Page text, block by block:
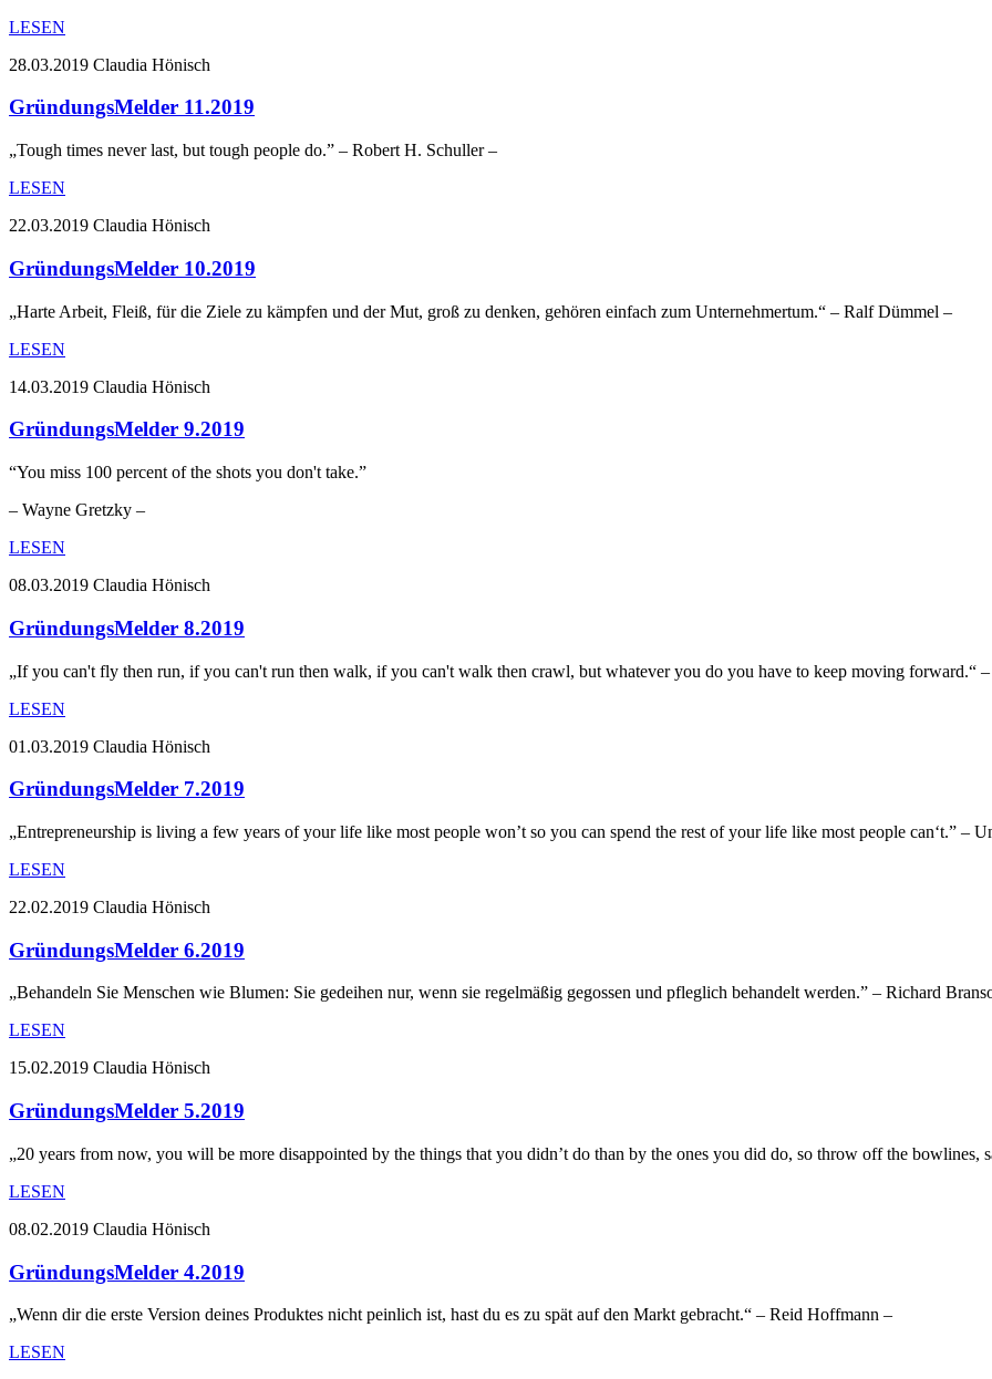
LESEN
28.03.2019 Claudia Hönisch
GründungsMelder 11.2019
„Tough times never last, but tough people do.” – Robert H. Schuller –
LESEN
22.03.2019 Claudia Hönisch
GründungsMelder 10.2019
„Harte Arbeit, Fleiß, für die Ziele zu kämpfen und der Mut, groß zu denken, gehören einfach zum Unternehmertum.“ – Ralf Dümmel –
LESEN
14.03.2019 Claudia Hönisch
GründungsMelder 9.2019
“You miss 100 percent of the shots you don't take.”
– Wayne Gretzky –
LESEN
08.03.2019 Claudia Hönisch
GründungsMelder 8.2019
„If you can't fly then run, if you can't run then walk, if you can't walk then crawl, but whatever you do you have to keep moving forward.“
LESEN
01.03.2019 Claudia Hönisch
GründungsMelder 7.2019
„Entrepreneurship is living a few years of your life like most people won’t so you can spend the rest of your life like most people can‘t.” –
LESEN
22.02.2019 Claudia Hönisch
GründungsMelder 6.2019
„Behandeln Sie Menschen wie Blumen: Sie gedeihen nur, wenn sie regelmäßig gegossen und pfleglich behandelt werden.” – Richard
LESEN
15.02.2019 Claudia Hönisch
GründungsMelder 5.2019
„20 years from now, you will be more disappointed by the things that you didn’t do than by the ones you did do, so throw off the bowlines,
LESEN
08.02.2019 Claudia Hönisch
GründungsMelder 4.2019
„Wenn dir die erste Version deines Produktes nicht peinlich ist, hast du es zu spät auf den Markt gebracht.“ – Reid Hoffmann –
LESEN